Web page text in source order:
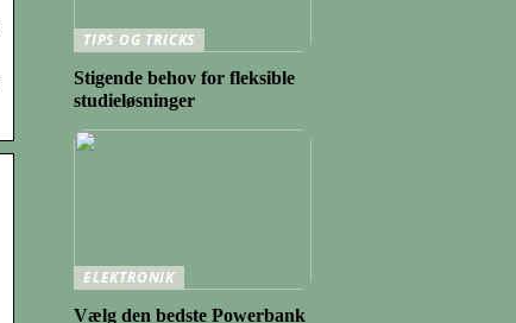
TIPS OG TRICKS
Stigende behov for fleksible
studieløsninger
ELEKTRONIK
Vælg den bedste Powerbank